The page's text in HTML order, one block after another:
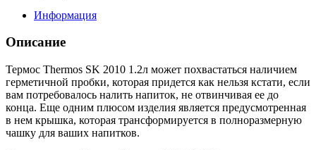
Информация
Описание
Термос Thermos SK 2010 1.2л может похвастаться наличием
герметичной пробки, которая придется как нельзя кстати, если
вам потребовалось налить напиток, не отвинчивая ее до
конца. Еще одним плюсом изделия является предусмотренная
в нем крышка, которая трансформируется в полноразмерную
чашку для ваших напитков.